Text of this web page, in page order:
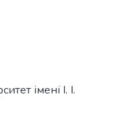
імені І. І.